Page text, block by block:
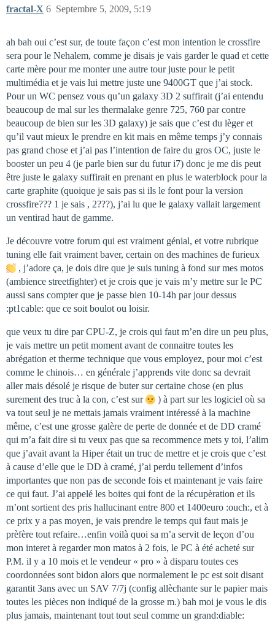
fractal-X Septembre 5, 2009, 5:19
6
ah bah oui c’est sur, de toute façon c’est mon intention le crossfire
sera pour le Nehalem, comme je disais je vais garder le quad et cette
carte mère pour me monter une autre tour juste pour le petit
multimédia et je vais lui mettre juste une 9400GT que j’ai stock.
Pour un WC pensez vous qu’un galaxy 3D 2 suffirait (j’ai entendu
beaucoup de mal sur les thermalake genre 725, 760 par contre
beaucoup de bien sur les 3D galaxy) je sais que c’est du lèger et
qu’il vaut mieux le prendre en kit mais en même temps j’y connais
pas grand chose et j’ai pas l’intention de faire du gros OC, juste le
booster un peu 4 (je parle bien sur du futur i7) donc je me dis peut
être juste le galaxy suffirait en prenant en plus le waterblock pour la
carte graphite (quoique je sais pas si ils le font pour la version
crossfire??? 1 je sais , 2???), j’ai lu que le galaxy vallait largement
un ventirad haut de gamme.
Je découvre votre forum qui est vraiment génial, et votre rubrique
tuning elle fait vraiment baver, certain on des machines de furieux
, j’adore ça, je dois dire que je suis tuning à fond sur mes motos
(ambience streetfighter) et je crois que je vais m’y mettre sur le PC
aussi sans compter que je passe bien 10-14h par jour dessus
:pt1cable: que ce soit boulot ou loisir.
que veux tu dire par CPU-Z, je crois qui faut m’en dire un peu plus,
je vais mettre un petit moment avant de connaitre toutes les
abrégation et therme technique que vous employez, pour moi c’est
comme le chinois… en générale j’apprends vite donc sa devrait
aller mais désolé je risque de buter sur certaine chose (en plus
surement des truc à la con, c’est sur
) à part sur les logiciel où sa
va tout seul je ne mettais jamais vraiment intéressé à la machine
même, c’est une grosse galère de perte de donnée et de DD cramé
qui m’a fait dire si tu veux pas que sa recommence mets y toi, l’alim
que j’avait avant la Hiper était un truc de mettre et je crois que c’est
à cause d’elle que le DD à cramé, j’ai perdu tellement d’infos
importantes que non pas de seconde fois et maintenant je vais faire
ce qui faut. J’ai appelé les boites qui font de la récupèration et ils
m’ont sortient des pris hallucinant entre 800 et 1400euro :ouch:, et à
ce prix y a pas moyen, je vais prendre le temps qui faut mais je
prèfère tout refaire…enfin voilà quoi sa m’a servit de leçon d’ou
mon interet à regarder mon matos à 2 fois, le PC à été acheté sur
P.M. il y a 10 mois et le vendeur « pro » à disparu toutes ces
coordonnées sont bidon alors que normalement le pc est soit disant
garantit 3ans avec un SAV 7/7j (config allèchante sur le papier mais
toutes les pièces non indiqué de la grosse m.) bah moi je vous le dis
plus jamais, maintenant tout tout seul comme un grand:diable: